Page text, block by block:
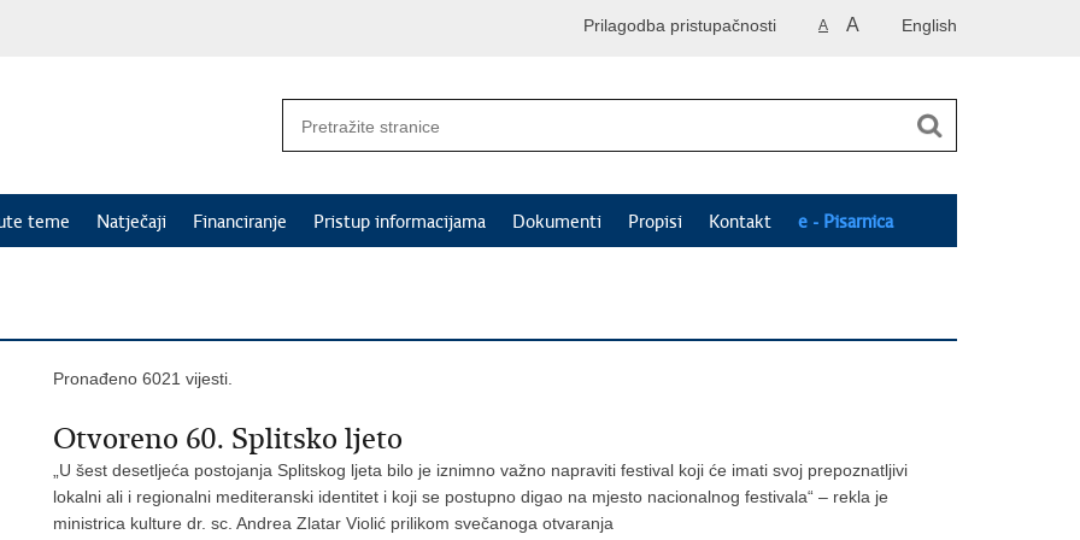
English
A A
Prilagodba pristupačnosti
teme Natječaji Financiranje Pristup informacijama Dokumenti Propisi Kontakt e - Pisarnica
Pronađeno 6021 vijesti.
Otvoreno 60. Splitsko ljeto
„U šest desetljeća postojanja Splitskog ljeta bilo je iznimno važno napraviti festival koji će imati svoj prepoznatljivi
lokalni ali i regionalni mediteranski identitet i koji se postupno digao na mjesto nacionalnog festivala“ – rekla je
ministrica kulture dr. sc. Andrea Zlatar Violić prilikom svečanoga otvaranja